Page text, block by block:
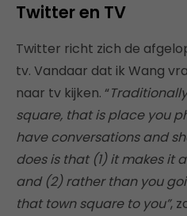
Twitter en TV
Twitter richt zich de
tv. Vandaar dat ik Wang
naar tv kijken. “
square, that is place you
have conversations and
does is that (1) it makes it
and (2) rather than you
that town square to you”,